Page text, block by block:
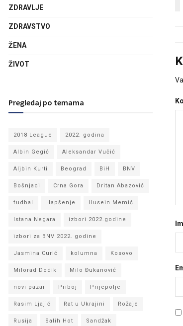
ZDRAVLJE
ZDRAVSTVO
ŽENA
ŽIVOT
Pregledaj po temama
2018 League 2022. godina
Albin Gegić Aleksandar Vučić
Aljbin Kurti Beograd BiH BNV
Bošnjaci Crna Gora Dritan Abazović
fudbal Hapšenje Husein Memić
Istana Negara izbori 2022.godine
izbori za BNV 2022. godine
Jasmina Curić kolumna Kosovo
Milorad Dodik Milo Đukanović
novi pazar Priboj Prijepolje
Rasim Ljajić Rat u Ukrajini Rožaje
Rusija Salih Hot Sandžak